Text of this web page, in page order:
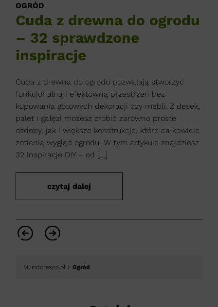
OGRÓD
Cuda z drewna do ogrodu
– 32 sprawdzone
inspiracje
Cuda z drewna do ogrodu pozwalają stworzyć
funkcjonalną i efektowną przestrzeń bez
kupowania gotowych dekoracji czy mebli. Z desek,
palet i gałęzi możesz zrobić zarówno proste
ozdoby, jak i większe konstrukcje, które całkowicie
zmienią wygląd ogrodu. W tym artykule znajdziesz
32 inspiracje DIY – od […]
czytaj dalej
Muratorexpo.pl > Ogród